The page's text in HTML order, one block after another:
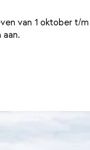
van 1 oktober t/